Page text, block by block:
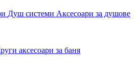
Душ системи Аксесоари за душове
аксесоари за баня